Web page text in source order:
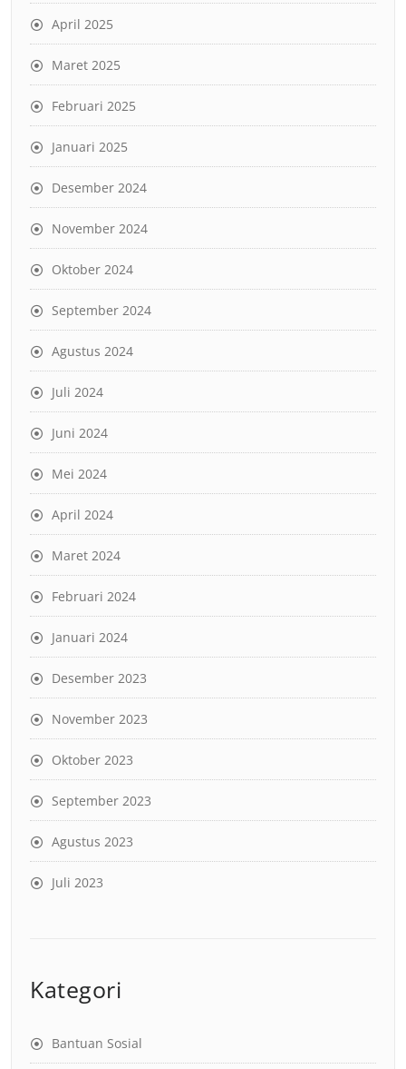
April 2025
Maret 2025
Februari 2025
Januari 2025
Desember 2024
November 2024
Oktober 2024
September 2024
Agustus 2024
Juli 2024
Juni 2024
Mei 2024
April 2024
Maret 2024
Februari 2024
Januari 2024
Desember 2023
November 2023
Oktober 2023
September 2023
Agustus 2023
Juli 2023
Kategori
Bantuan Sosial